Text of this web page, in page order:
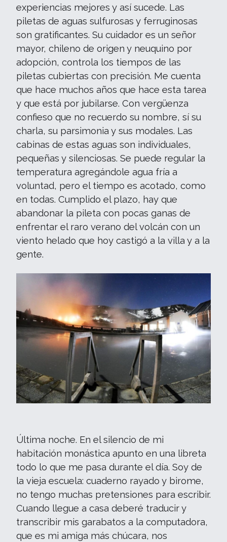
experiencias mejores y así sucede. Las
piletas de aguas sulfurosas y ferruginosas
son gratificantes. Su cuidador es un señor
mayor, chileno de origen y neuquino por
adopción, controla los tiempos de las
piletas cubiertas con precisión. Me cuenta
que hace muchos años que hace esta tarea
y que está por jubilarse. Con vergüenza
confieso que no recuerdo su nombre, sí su
charla, su parsimonia y sus modales. Las
cabinas de estas aguas son individuales,
pequeñas y silenciosas. Se puede regular la
temperatura agregándole agua fría a
voluntad, pero el tiempo es acotado, como
en todas. Cumplido el plazo, hay que
abandonar la pileta con pocas ganas de
enfrentar el raro verano del volcán con un
viento helado que hoy castigó a la villa y a la
gente.
Última noche. En el silencio de mi
habitación monástica apunto en una libreta
todo lo que me pasa durante el día. Soy de
la vieja escuela: cuaderno rayado y birome,
no tengo muchas pretensiones para escribir.
Cuando llegue a casa deberé traducir y
transcribir mis garabatos a la computadora,
que es mi amiga más chúcara, nos